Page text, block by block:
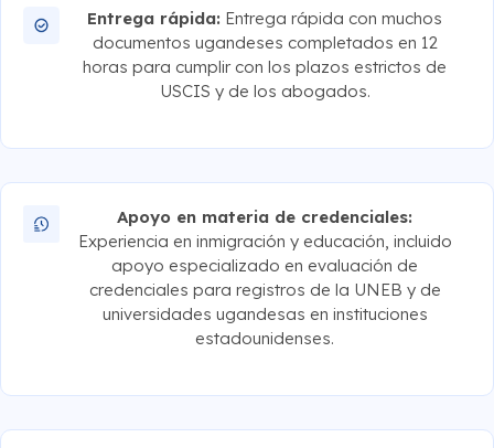
Entrega rápida: Entrega rápida con muchos
documentos ugandeses completados en 12
horas para cumplir con los plazos estrictos de
USCIS y de los abogados.
Apoyo en materia de credenciales:
Experiencia en inmigración y educación, incluido
apoyo especializado en evaluación de
credenciales para registros de la UNEB y de
universidades ugandesas en instituciones
estadounidenses.